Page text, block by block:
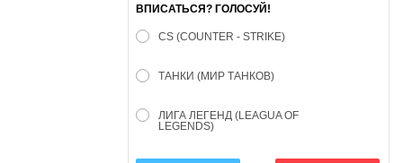
ВПИСАТЬСЯ? ГОЛОСУЙ!
CS (COUNTER - STRIKE)
ТАНКИ (МИР ТАНКОВ)
ЛИГА ЛЕГЕНД (LEAGUA OF
LEGENDS)